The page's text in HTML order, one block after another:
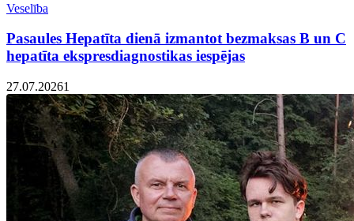
Veselība
Pasaules Hepatīta dienā izmantot bezmaksas B un C
hepatīta ekspresdiagnostikas iespējas
27.07.20261